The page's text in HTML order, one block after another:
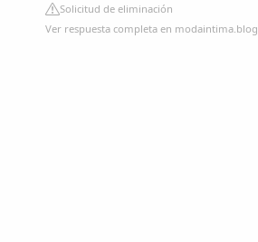
Solicitud de eliminación
Ver respuesta completa en modaintima.blog